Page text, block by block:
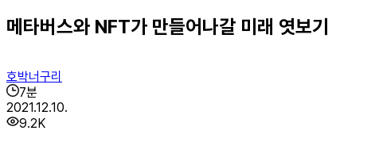
메타버스와 NFT가 만들어나갈 미래 엿보기
호박너구리
7분
2021.12.10.
9.2K